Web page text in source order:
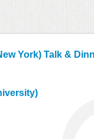
York) Talk &